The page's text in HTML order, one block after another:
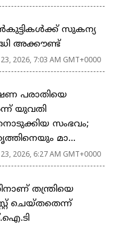
സു​ക​ന്യ
അ​ക്കൗ​ണ്ട്
23, 2026, 7:03 AM GMT+0000
പരാതിയെ
യുവതി
സംഭവം;
മാ...
23, 2026, 6:27 AM GMT+0000
തന്ത്രിയെ
ചെയ്തതെന്ന്